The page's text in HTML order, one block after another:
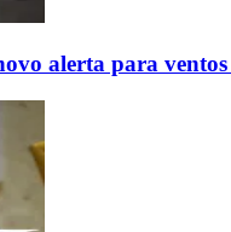
alerta para